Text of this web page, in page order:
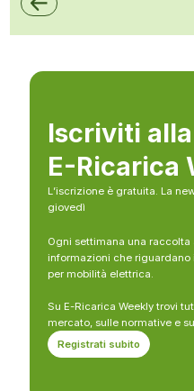
Iscriviti
E-Ricarica
L’iscrizione è gratuita. La
giovedì
Ogni settimana una
informazioni che
per mobilità elettrica.
Su E-Ricarica Weekly trovi
mercato, sulle normative e
Registrati subito